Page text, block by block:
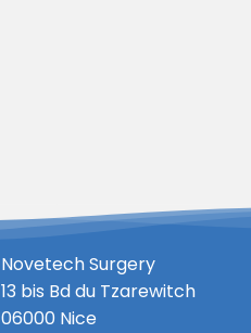
Novetech Surgery
13 bis Bd du Tzarewitch
06000 Nice